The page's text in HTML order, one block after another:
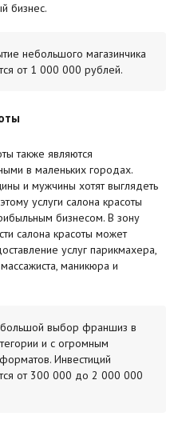
бизнес.
небольшого магазинчика
от 1 000 000 рублей.
также являются
в маленьких городах.
и мужчины хотят выглядеть
услуги салона красоты
бизнесом. В зону
салона красоты может
услуг парикмахера,
маникюра и
выбор франшиз в
и с огромным
Инвестиций
от 300 000 до 2 000 000